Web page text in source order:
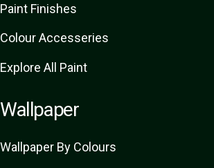
Paint Finishes
Colour Accesseries
Explore All Paint
Wallpaper
Wallpaper By Colours